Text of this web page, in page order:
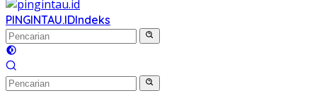
PINGINTAU.IDIndeks